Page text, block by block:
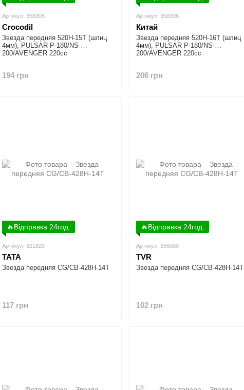
Артикул: 358305
Crocodil
Звезда передняя 520H-15T (шлиц
4мм), PULSAR P-180/NS-
200/AVENGER 220cc
194 грн
Артикул: 358306
Китай
Звезда передняя 520H-16T (шлиц
4мм), PULSAR P-180/NS-
200/AVENGER 220cc
206 грн
🔥Відправка 24год.
Артикул: 321829
TATA
Звезда передняя CG/CB-428H-14T
117 грн
🔥Відправка 24год.
Артикул: 356000
TVR
Звезда передняя CG/CB-428H-14T
102 грн